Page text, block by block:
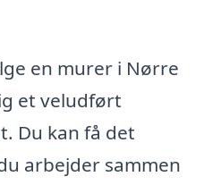
en murer i Nørre
et veludført
Du kan få det
arbejder sammen